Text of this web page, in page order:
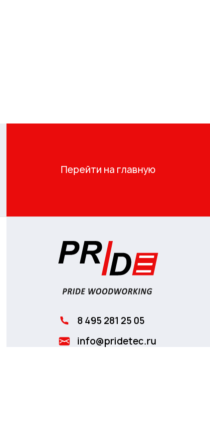
Перейти на главную
8 495 281 25 05
info@pridetec.ru